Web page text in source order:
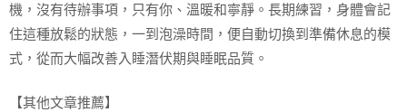
機，沒有待辦事項，只有你、溫暖和寧靜。長期練習，身體會記
住這種放鬆的狀態，一到泡澡時間，便自動切換到準備休息的模
式，從而大幅改善入睡潛伏期與睡眠品質。
【其他文章推薦】